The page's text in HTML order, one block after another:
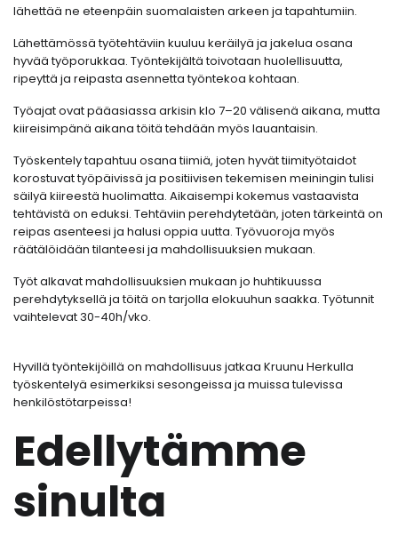
lähettää ne eteenpäin suomalaisten arkeen ja tapahtumiin.
Lähettämössä työtehtäviin kuuluu keräilyä ja jakelua osana
hyvää työporukkaa. Työntekijältä toivotaan huolellisuutta,
ripeyttä ja reipasta asennetta työntekoa kohtaan.
Työajat ovat pääasiassa arkisin klo 7–20 välisenä aikana, mutta
kiireisimpänä aikana töitä tehdään myös lauantaisin.
Työskentely tapahtuu osana tiimiä, joten hyvät tiimityötaidot
korostuvat työpäivissä ja positiivisen tekemisen meiningin tulisi
säilyä kiireestä huolimatta. Aikaisempi kokemus vastaavista
tehtävistä on eduksi. Tehtäviin perehdytetään, joten tärkeintä on
reipas asenteesi ja halusi oppia uutta. Työvuoroja myös
räätälöidään tilanteesi ja mahdollisuuksien mukaan.
Työt alkavat mahdollisuuksien mukaan jo huhtikuussa
perehdytyksellä ja töitä on tarjolla elokuuhun saakka. Työtunnit
vaihtelevat 30-40h/vko.
Hyvillä työntekijöillä on mahdollisuus jatkaa Kruunu Herkulla
työskentelyä esimerkiksi sesongeissa ja muissa tulevissa
henkilöstötarpeissa!
Edellytämme
sinulta